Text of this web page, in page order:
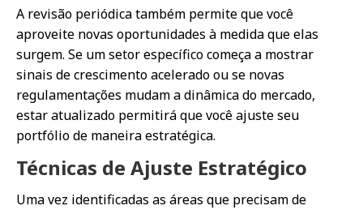
A revisão periódica também permite que você
aproveite novas oportunidades à medida que elas
surgem. Se um setor específico começa a mostrar
sinais de crescimento acelerado ou se novas
regulamentações mudam a dinâmica do mercado,
estar atualizado permitirá que você ajuste seu
portfólio de maneira estratégica.
Técnicas de Ajuste Estratégico
Uma vez identificadas as áreas que precisam de